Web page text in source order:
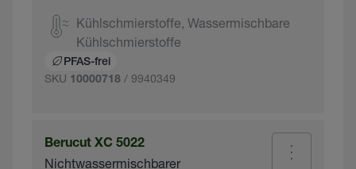
Kühlschmierstoffe, Wassermischbare
Kühlschmierstoffe
PFAS-frei
SKU 10000718 / 9940349
Berucut XC 5022
Nichtwassermischbarer